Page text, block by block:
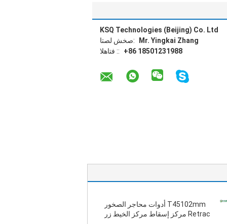
KSQ Technologies (Beijing) Co. Ltd
اتصل شخص:
Mr. Yingkai Zhang
الهاتف ::
+86 18501231988
T45102mm أدوات محاجر الصخور
Retrac مركز إسقاط مركز الخيط زر